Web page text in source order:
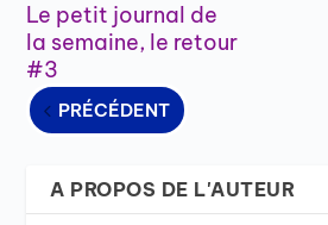
Le petit journal de
la semaine, le retour
#3
PRÉCÉDENT
A PROPOS DE L'AUTEUR